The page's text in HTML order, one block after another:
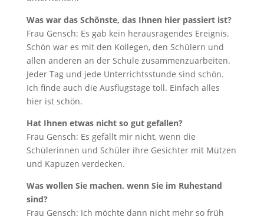
Was war das Schönste, das Ihnen hier passiert ist?
Frau Gensch: Es gab kein herausragendes Ereignis.
Schön war es mit den Kollegen, den Schülern und
allen anderen an der Schule zusammenzuarbeiten.
Jeder Tag und jede Unterrichtsstunde sind schön.
Ich finde auch die Ausflugstage toll. Einfach alles
hier ist schön.
Hat Ihnen etwas nicht so gut gefallen?
Frau Gensch: Es gefällt mir nicht, wenn die
Schülerinnen und Schüler ihre Gesichter mit Mützen
und Kapuzen verdecken.
Was wollen Sie machen, wenn Sie im Ruhestand
sind?
Frau Gensch: Ich möchte dann nicht mehr so früh